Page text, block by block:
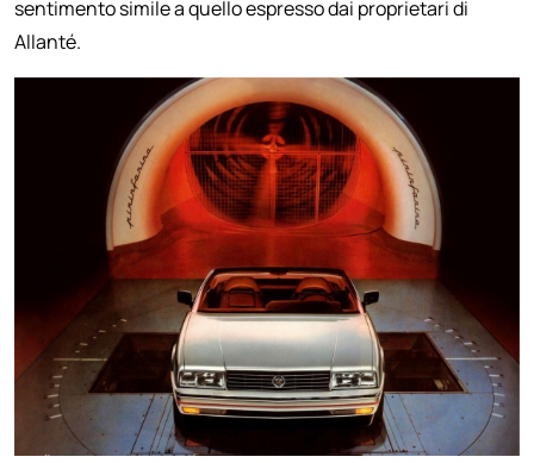
sentimento simile a quello espresso dai proprietari di
Allanté.